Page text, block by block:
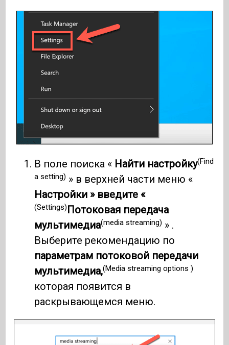
В поле поиска « Найти настройку(Find
a setting) » в верхней части меню «
Настройки » введите «
(Settings) Потоковая передача
мультимедиа(media streaming) » .
Выберите рекомендацию по
параметрам потоковой передачи
мультимедиа,(Media streaming options )
которая появится в
раскрывающемся меню.